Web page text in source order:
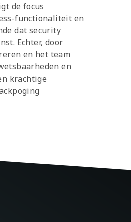
de focus
functionaliteit en
dat security
Echter, door
en het team
en
krachtige